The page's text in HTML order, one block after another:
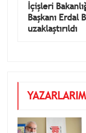
İçişleri
Başkanı Erdal
uzaklaştırıldı